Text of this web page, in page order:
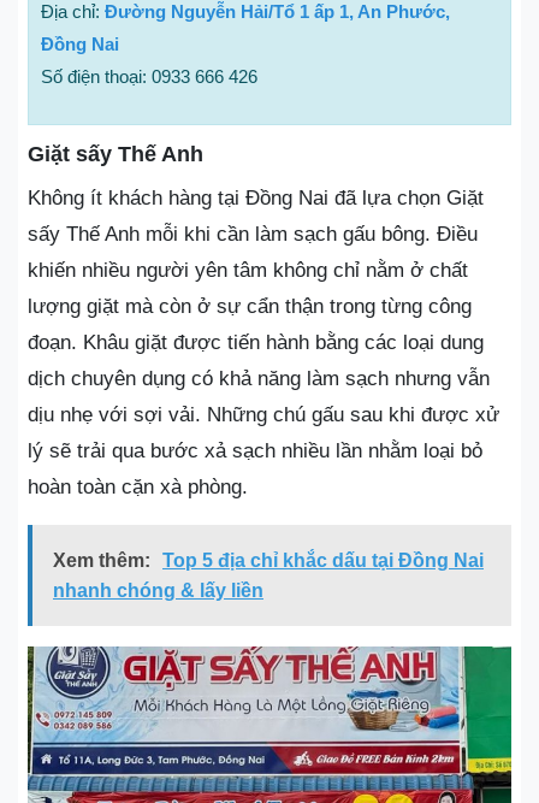
Địa chỉ: Đường Nguyễn Hải/Tổ 1 ấp 1, An Phước,
Đồng Nai
Số điện thoại: 0933 666 426
Giặt sấy Thế Anh
Không ít khách hàng tại Đồng Nai đã lựa chọn Giặt
sấy Thế Anh mỗi khi cần làm sạch gấu bông. Điều
khiến nhiều người yên tâm không chỉ nằm ở chất
lượng giặt mà còn ở sự cẩn thận trong từng công
đoạn. Khâu giặt được tiến hành bằng các loại dung
dịch chuyên dụng có khả năng làm sạch nhưng vẫn
dịu nhẹ với sợi vải. Những chú gấu sau khi được xử
lý sẽ trải qua bước xả sạch nhiều lần nhằm loại bỏ
hoàn toàn cặn xà phòng.
Xem thêm:
Top 5 địa chỉ khắc dấu tại Đồng Nai
nhanh chóng & lấy liền